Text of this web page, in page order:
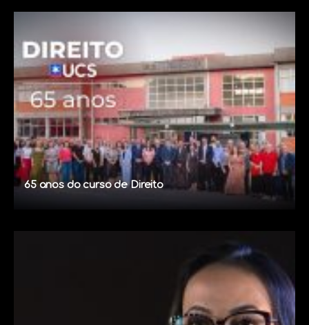
65 anos do curso de Direito